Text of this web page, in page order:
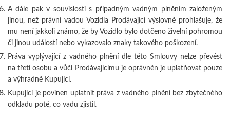
A dále pak v souvislosti s případným vadným plněním založeným
jinou, než právní vadou Vozidla Prodávající výslovně prohlašuje, že
mu není jakkoli známo, že by Vozidlo bylo dotčeno živelní pohromou
či jinou událostí nebo vykazovalo znaky takového poškození.
Práva vyplývající z vadného plnění dle této Smlouvy nelze převést
na třetí osobu a vůči Prodávajícímu je oprávněn je uplatňovat pouze
a výhradně Kupující.
Kupující je povinen uplatnit práva z vadného plnění bez zbytečného
odkladu poté, co vadu zjistil.